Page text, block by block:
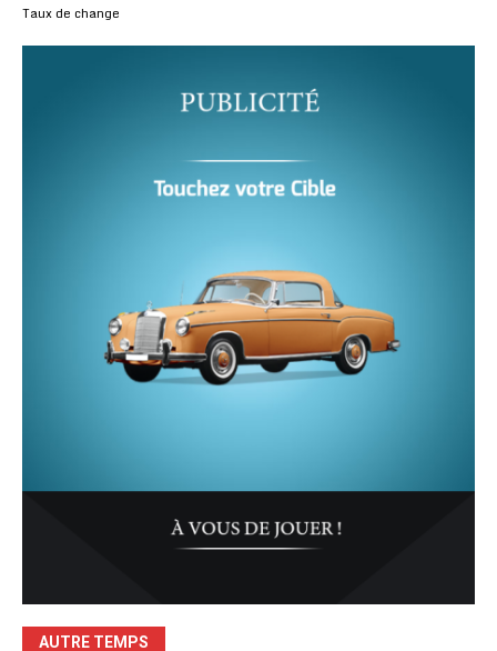
Taux de change
AUTRE TEMPS